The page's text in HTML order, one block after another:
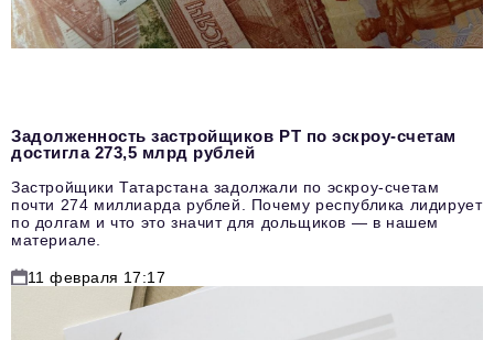
Задолженность застройщиков РТ по эскроу-счетам
достигла 273,5 млрд рублей
Застройщики Татарстана задолжали по эскроу-счетам
почти 274 миллиарда рублей. Почему республика лидирует
по долгам и что это значит для дольщиков — в нашем
материале.
11 февраля 17:17